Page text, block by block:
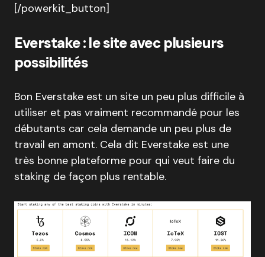
[/powerkit_button]
Everstake : le site avec plusieurs
possibilités
Bon Everstake est un site un peu plus difficile à
utiliser et pas vraiment recommandé pour les
débutants car cela demande un peu plus de
travail en amont. Cela dit Everstake est une
très bonne plateforme pour qui veut faire du
staking de façon plus rentable.